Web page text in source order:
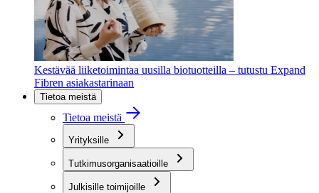
Kestävää liiketoimintaa uusilla biotuotteilla – tutustu Expand
Fibren asiakastarinaan
Tietoa meistä
Tietoa meistä
Yrityksille
Tutkimusorganisaatioille
Julkisille toimijoille